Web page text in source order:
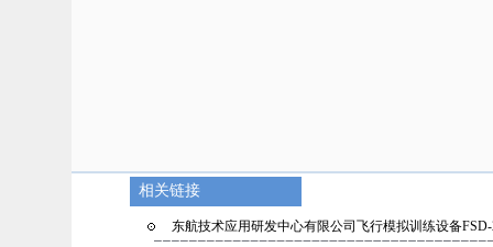
相关链接
东航技术应用研发中心有限公司飞行模拟训练设备